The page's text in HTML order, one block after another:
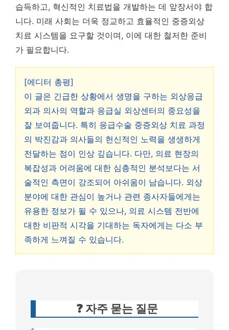
습득하고, 혁신적인 치료법을 개발하는 데 앞장서야 합
니다. 미래 사회는 더욱 정교하고 효율적인 중증외상
치료 시스템을 요구할 것이며, 이에 대한 철저한 준비
가 필요합니다.
[에디터 총평]
이 글은 긴급한 상황에서 생명을 구하는 외상응급
외과 의사의 역할과 응급실 외상센터의 중요성을
잘 보여줍니다. 특히 응급수술 중증외상 치료 과정
의 박진감과 의사들의 헌신적인 노력을 생생하게
전달하는 점이 인상 깊습니다. 다만, 의료 현장의
복잡성과 어려움에 대한 심층적인 분석보다는 서
술적인 측면이 강조되어 아쉬움이 남습니다. 외상
분야에 대한 관심이 높거나 관련 종사자들에게는
유용한 정보가 될 수 있으나, 의료 시스템 전반에
대한 비판적 시각을 기대하는 독자에게는 다소 부
족하게 느껴질 수 있습니다.
❓ 자주 묻는 질문